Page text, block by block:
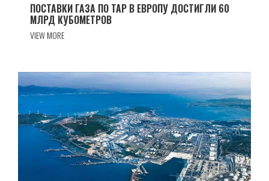
ПОСТАВКИ ГАЗА ПО TAP В ЕВРОПУ ДОСТИГЛИ 60
МЛРД КУБОМЕТРОВ
VIEW MORE